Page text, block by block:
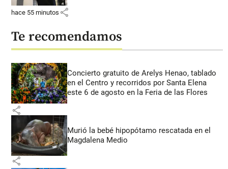
hace 55 minutos share
Te recomendamos
Concierto gratuito de Arelys Henao, tablado
en el Centro y recorridos por Santa Elena
este 6 de agosto en la Feria de las Flores
share
Murió la bebé hipopótamo rescatada en el
Magdalena Medio
share